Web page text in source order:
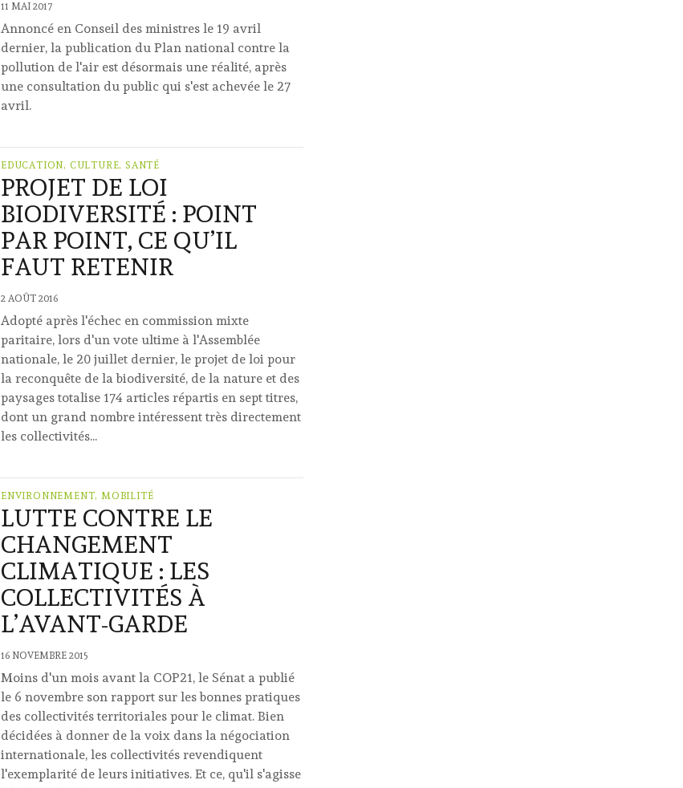
11 MAI 2017
Annoncé en Conseil des ministres le 19 avril
dernier, la publication du Plan national contre la
pollution de l'air est désormais une réalité, après
une consultation du public qui s'est achevée le 27
avril.
EDUCATION, CULTURE, SANTÉ
PROJET DE LOI
BIODIVERSITÉ : POINT
PAR POINT, CE QU’IL
FAUT RETENIR
2 AOÛT 2016
Adopté après l'échec en commission mixte
paritaire, lors d'un vote ultime à l'Assemblée
nationale, le 20 juillet dernier, le projet de loi pour
la reconquête de la biodiversité, de la nature et des
paysages totalise 174 articles répartis en sept titres,
dont un grand nombre intéressent très directement
les collectivités...
ENVIRONNEMENT, MOBILITÉ
LUTTE CONTRE LE
CHANGEMENT
CLIMATIQUE : LES
COLLECTIVITÉS À
L’AVANT-GARDE
16 NOVEMBRE 2015
Moins d'un mois avant la COP21, le Sénat a publié
le 6 novembre son rapport sur les bonnes pratiques
des collectivités territoriales pour le climat. Bien
décidées à donner de la voix dans la négociation
internationale, les collectivités revendiquent
l'exemplarité de leurs initiatives. Et ce, qu'il s'agisse